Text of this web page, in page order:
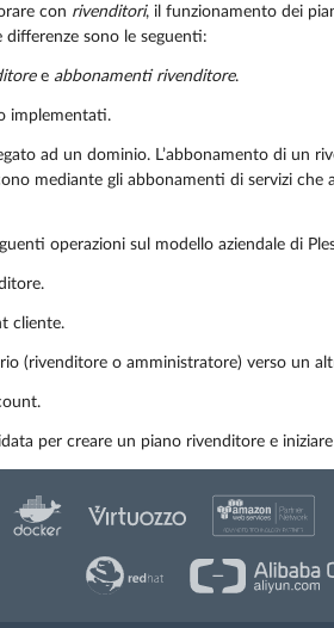
con rivenditori, il funzionamento dei
differenze sono le seguenti:
e abbonamenti rivenditore.
implementati.
ad un dominio. L’abbonamento di un
mediante gli abbonamenti di servizi che
operazioni sul modello aziendale di
cliente.
(rivenditore o amministratore) verso un
per creare un piano rivenditore e